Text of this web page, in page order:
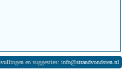
en suggesties: info@strandvondsten.nl